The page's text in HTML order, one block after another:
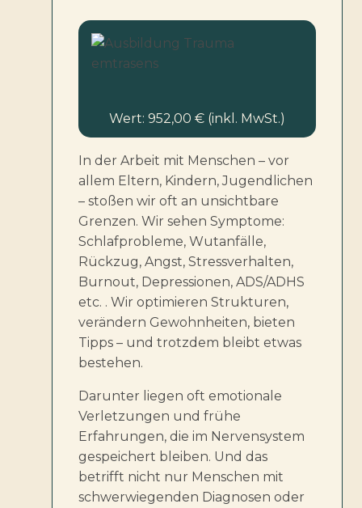
Wert: 952,00 € (inkl. MwSt.)
In der Arbeit mit Menschen – vor
allem Eltern, Kindern, Jugendlichen
– stoßen wir oft an unsichtbare
Grenzen. Wir sehen Symptome:
Schlafprobleme, Wutanfälle,
Rückzug, Angst, Stressverhalten,
Burnout, Depressionen, ADS/ADHS
etc. . Wir optimieren Strukturen,
verändern Gewohnheiten, bieten
Tipps – und trotzdem bleibt etwas
bestehen.
Darunter liegen oft emotionale
Verletzungen und frühe
Erfahrungen, die im Nervensystem
gespeichert bleiben. Und das
betrifft nicht nur Menschen mit
schwerwiegenden Diagnosen oder